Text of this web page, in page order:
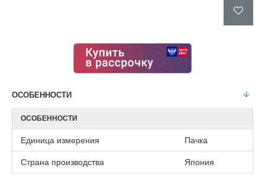
ОСОБЕННОСТИ
ОСОБЕННОСТИ
Единица измерения Пачка
Страна производства Япония